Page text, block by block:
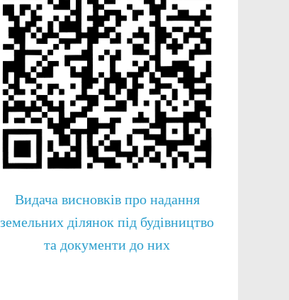
Видача висновків про надання
земельних ділянок під будівництво
та документи до них